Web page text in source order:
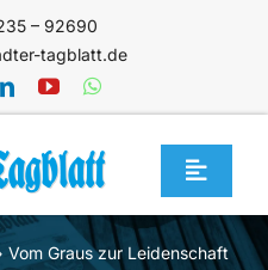
– 92690
tagblatt.de
Toggle
Vom Graus zur Leidenschaft